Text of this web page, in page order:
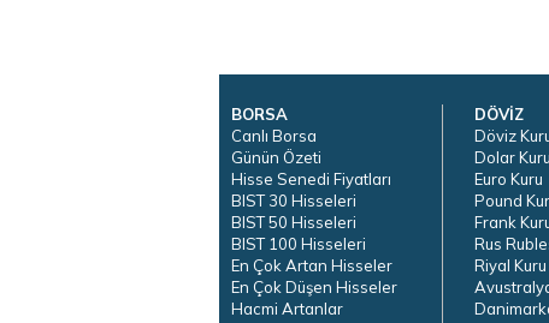
BORSA
Canlı Borsa
Günün Özeti
Hisse Senedi Fiyatları
BIST 30 Hisseleri
BIST 50 Hisseleri
BIST 100 Hisseleri
En Çok Artan Hisseler
En Çok Düşen Hisseler
Hacmi Artanlar
DÖVİZ
Döviz
Dolar Kuru
Euro Kuru
Pound
Frank
Rus
Riyal Kuru